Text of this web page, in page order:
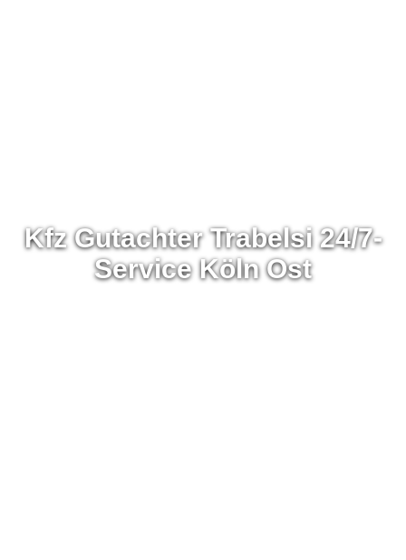
Kfz Gutachter Trabelsi 24/7-
Service Köln Ost